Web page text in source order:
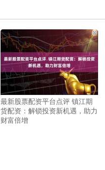
最新股票配资平台点评 镇江期
货配资：解锁投资新机遇，助力
财富倍增